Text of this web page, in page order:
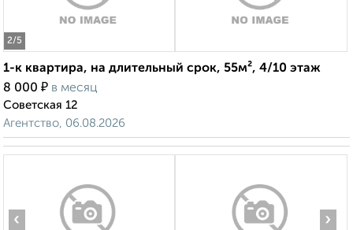
2/5
1-к квартира, на длительный срок, 55м², 4/10 этаж
8 000 ₽ в месяц
Советская 12
Агентство, 06.08.2026
‹ ›